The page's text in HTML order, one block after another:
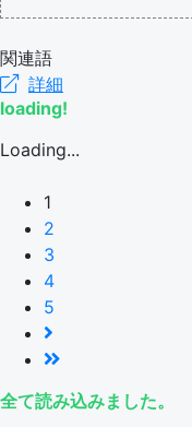
関連語
詳細
loading!
Loading...
1
2
3
4
5
全て読み込みました。